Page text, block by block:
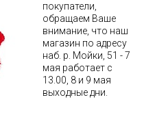
покупатели,
обращаем Ваше
внимание, что наш
магазин по адресу
наб. р. Мойки, 51 - 7
мая работает с
13.00, 8 и 9 мая
выходные дни.